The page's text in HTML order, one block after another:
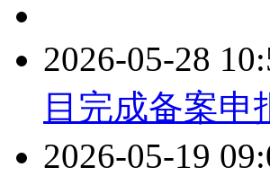
2026-05-28
目完成备案申
2026-05-19